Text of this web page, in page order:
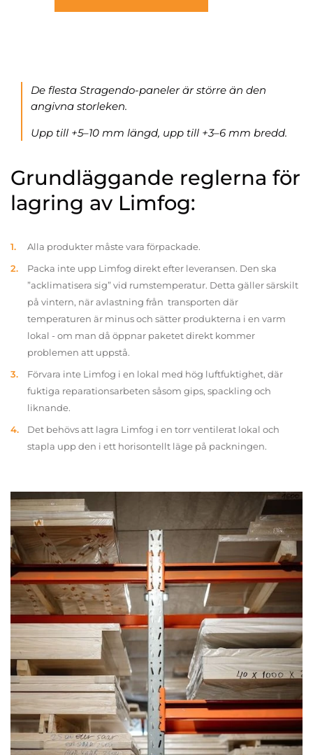
De flesta Stragendo-paneler är större än den
angivna storleken.
Upp till +5–10 mm längd, upp till +3–6 mm bredd.
Grundläggande reglerna för
lagring av Limfog:
Alla produkter måste vara förpackade.
Packa inte upp Limfog direkt efter leveransen. Den ska
”acklimatisera sig” vid rumstemperatur. Detta gäller särskilt
på vintern, när avlastning från transporten där
temperaturen är minus och sätter produkterna i en varm
lokal - om man då öppnar paketet direkt kommer
problemen att uppstå.
Förvara inte Limfog i en lokal med hög luftfuktighet, där
fuktiga reparationsarbeten såsom gips, spackling och
liknande.
Det behövs att lagra Limfog i en torr ventilerat lokal och
stapla upp den i ett horisontellt läge på packningen.